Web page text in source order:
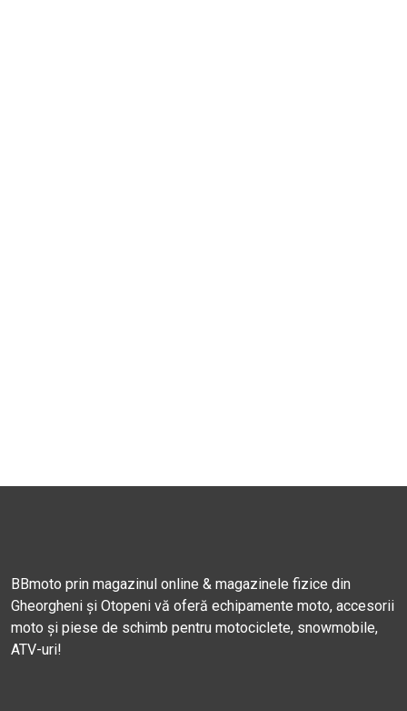
BBmoto prin magazinul online & magazinele fizice din
Gheorgheni și Otopeni vă oferă echipamente moto, accesorii
moto și piese de schimb pentru motociclete, snowmobile,
ATV-uri!